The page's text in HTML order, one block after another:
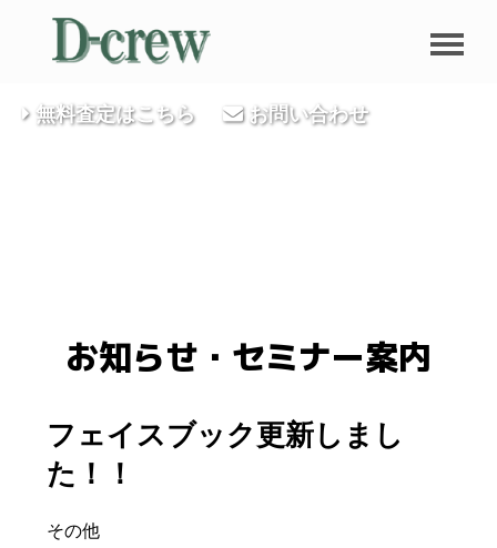
無料査定はこちら お問い合わせ
お知らせ・セミナー案内
フェイスブック更新しまし
た！！
その他